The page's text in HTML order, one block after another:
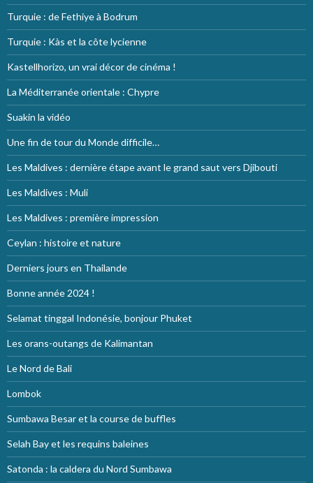
Turquie : de Fethiye à Bodrum
Turquie : Kàs et la côte lycienne
Kastellhorizo, un vrai décor de cinéma !
La Méditerranée orientale : Chypre
Suakin la vidéo
Une fin de tour du Monde difficile…
Les Maldives : dernière étape avant le grand saut vers Djibouti
Les Maldives : Muli
Les Maldives : première impression
Ceylan : histoire et nature
Derniers jours en Thailande
Bonne année 2024 !
Selamat tinggal Indonésie, bonjour Phuket
Les orans-outangs de Kalimantan
Le Nord de Bali
Lombok
Sumbawa Besar et la course de buffles
Selah Bay et les requins baleines
Satonda : la caldera du Nord Sumbawa